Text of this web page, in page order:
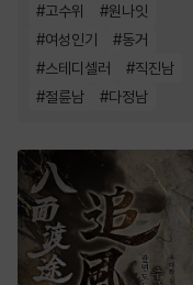
#고수위 #원나잇
#여성인기 #동거
#스테디셀러 #직진남
#절륜남 #다정남